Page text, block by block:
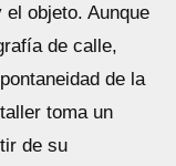
objeto. Aunque
de calle,
de la
toma un
de su